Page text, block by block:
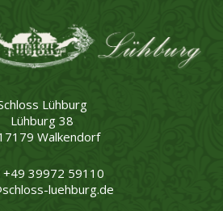
Lühburg
Lühburg 38
Walkendorf
+49 39972 59110
luehburg.de